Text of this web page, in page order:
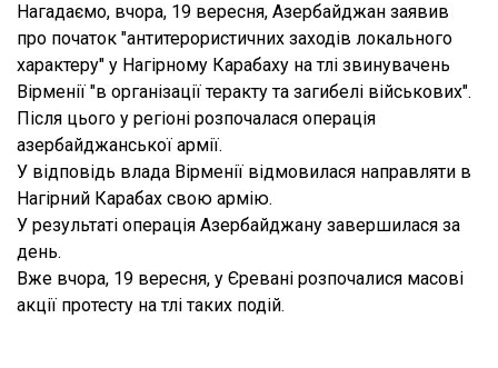
Нагадаємо, вчора, 19 вересня, Азербайджан заявив
про початок "антитерористичних заходів локального
характеру" у Нагірному Карабаху на тлі звинувачень
Вірменії "в організації теракту та загибелі військових".
Після цього у регіоні розпочалася операція
азербайджанської армії.
У відповідь влада Вірменії відмовилася направляти в
Нагірний Карабах свою армію.
У результаті операція Азербайджану завершилася за
день.
Вже вчора, 19 вересня, у Єревані розпочалися масові
акції протесту на тлі таких подій.